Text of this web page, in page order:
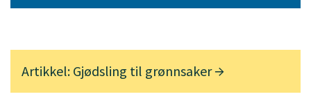
Artikkel: Gjødsling til grønnsaker